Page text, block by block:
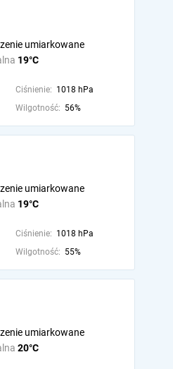
19°C
umiarkowane
Ciśnienie: 1018 hPa
Wilgotność: 56%
19°C
umiarkowane
Ciśnienie: 1018 hPa
Wilgotność: 55%
20°C
umiarkowane